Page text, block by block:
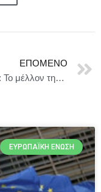
ΕΠΌΜΕΝΟ
Μακρόν: Το μέλλον της Ουκρανίας δεν μπορεί να αποφασιστεί χωρίς τους Ουκρανούς
ΕΥΡΩΠΑΪΚΉ ΈΝΩΣΗ